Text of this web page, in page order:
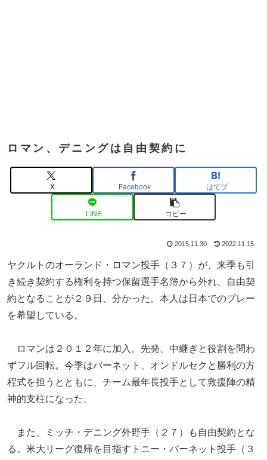
ロマン、デニングは自由契約に
X Facebook はてブ
LINE コピー
2015.11.30 2022.11.15
ヤクルトのオーランド・ロマン投手（３７）が、来季も引
き続き契約する権利を持つ保留選手名簿から外れ、自由契
約となることが２９日、分かった。本人は日本でのプレー
を希望している。
ロマンは２０１２年に加入。先発、中継ぎと役割を問わ
ずフル回転。今季はバーネット、オンドルセクと勝利の方
程式を担うとともに、チーム最年長投手として救援陣の精
神的支柱になった。
また、ミッチ・デニング外野手（２７）も自由契約とな
る。米大リーグ復帰を目指すトニー・バーネット投手（３